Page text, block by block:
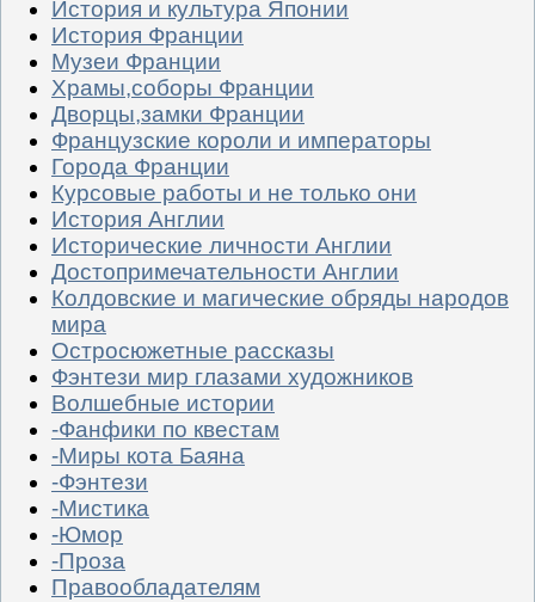
История и культура Японии
История Франции
Музеи Франции
Храмы,соборы Франции
Дворцы,замки Франции
Французские короли и императоры
Города Франции
Курсовые работы и не только они
История Англии
Исторические личности Англии
Достопримечательности Англии
Колдовские и магические обряды народов
мира
Остросюжетные рассказы
Фэнтези мир глазами художников
Волшебные истории
-Фанфики по квестам
-Миры кота Баяна
-Фэнтези
-Мистика
-Юмор
-Проза
Правообладателям